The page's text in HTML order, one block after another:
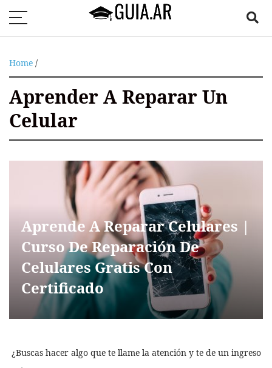
Home /
Aprender A Reparar Un
Celular
Aprende A Reparar Celulares |
Curso De Reparación De
Celulares Gratis Con
Certificado
¿Buscas hacer algo que te llame la atención y te de un ingreso